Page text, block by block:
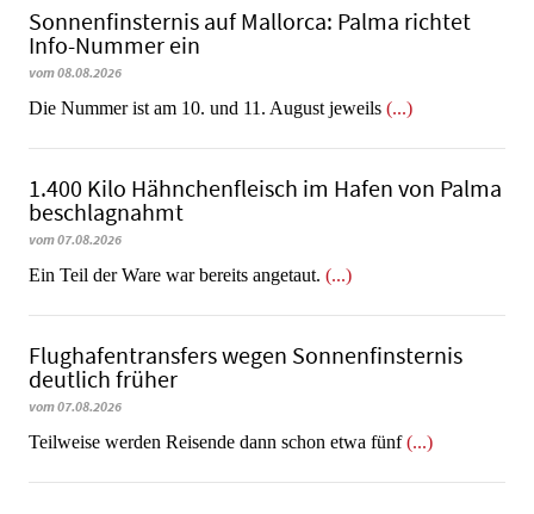
Sonnenfinsternis auf Mallorca: Palma richtet
Info-Nummer ein
vom 08.08.2026
Die Nummer ist am 10. und 11. August jeweils (...)
1.400 Kilo Hähnchenfleisch im Hafen von Palma
beschlagnahmt
vom 07.08.2026
​​​​​​​Ein Teil der Ware war bereits angetaut. (...)
Flughafentransfers wegen Sonnenfinsternis
deutlich früher
vom 07.08.2026
Teilweise werden Reisende dann schon etwa fünf(...)